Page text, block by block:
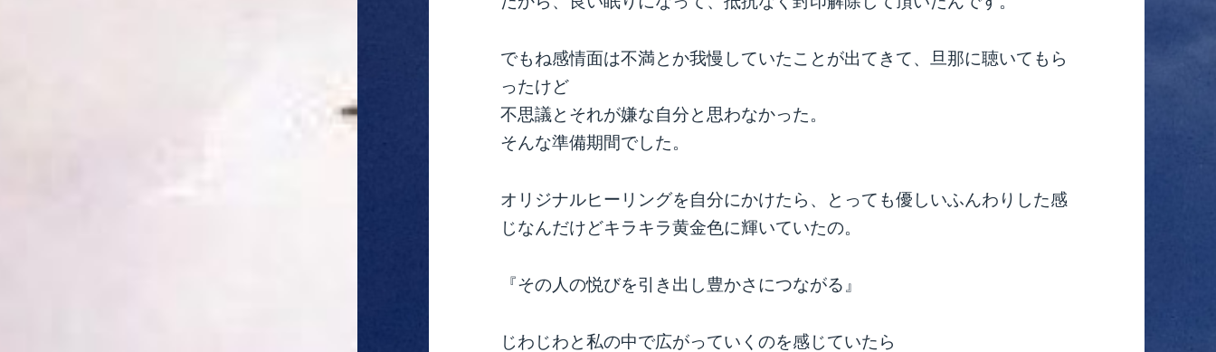
でもね感情面は不満とか我慢していたことが出てきて、旦那に聴いてもら
ったけど
不思議とそれが嫌な自分と思わなかった。
そんな準備期間でした。
オリジナルヒーリングを自分にかけたら、とっても優しいふんわりした感
じなんだけどキラキラ黄金色に輝いていたの。
『その人の悦びを引き出し豊かさにつながる』
じわじわと私の中で広がっていくのを感じていたら